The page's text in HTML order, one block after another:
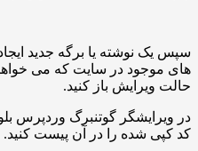
یا برگه جدید ایجاد کنید یا
در سایت که می خواهید
باز کنید.
گوتنبرگ وردپرس بلوک کد
شده را در آن پیست کنید.